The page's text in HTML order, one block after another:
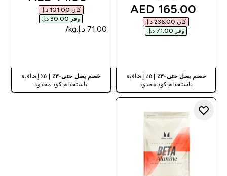
discounted price
165.00 AED‎
كان ‏236.00 د.إ.‏‎
وفر ‏71.00 د.إ.‏‎
خصم يصل حتى٣٠٪
| ٥٪ إضافية
باستخدام كود محدود
كان ‏101.00 د.إ.‏‎
وفر ‏30.00 د.إ.‏‎
خصم يصل حتى٣٠٪
| ٥٪ إضافية
باستخدام كود محدود